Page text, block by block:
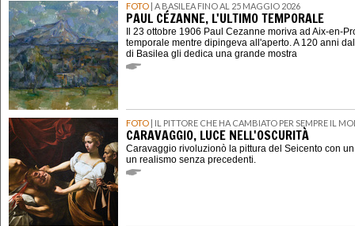
FOTO | A BASILEA FINO AL 25 MAGGIO 2026
PAUL CÉZANNE, L'ULTIMO TEMPORALE
Il 23 ottobre 1906 Paul Cezanne moriva ad Aix-en-
temporale mentre dipingeva all'aperto. A 120 anni
di Basilea gli dedica una grande mostra
FOTO | IL PITTORE CHE HA CAMBIATO PER SEMPRE IL
CARAVAGGIO, LUCE NELL'OSCURITÀ
Caravaggio rivoluzionò la pittura del Seicento con
un realismo senza precedenti.